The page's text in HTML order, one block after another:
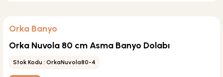
Orka Banyo
Orka Nuvola 80 cm Asma Banyo Dolabı
Stok Kodu : OrkaNuvola80-4